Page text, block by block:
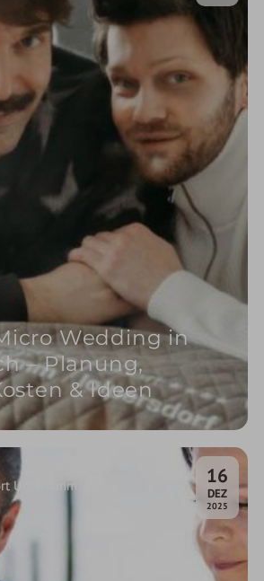
Wedding in
– Planung,
& Ideen
16
DEZ.
2025
Unterlamm